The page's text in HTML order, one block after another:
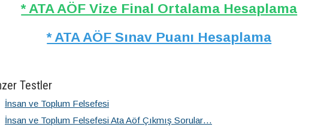
* ATA AÖF Vize Final Ortalama Hesaplama
* ATA AÖF Sınav Puanı Hesaplama
Testler
İnsan ve Toplum Felsefesi
İnsan ve Toplum Felsefesi Ata Aöf Çıkmış Sorular…